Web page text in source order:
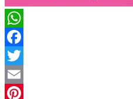
WhatsApp
Facebook
Twitter
Email